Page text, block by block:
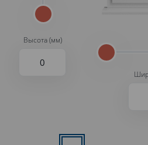
Высота (мм)